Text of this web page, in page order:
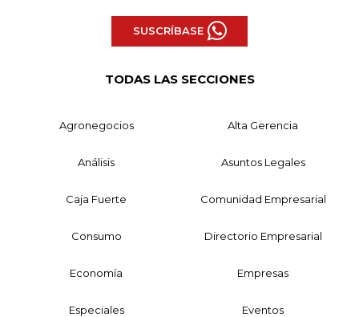
SUSCRÍBASE
TODAS LAS SECCIONES
Agronegocios Alta Gerencia
Análisis Asuntos Legales
Caja Fuerte Comunidad Empresarial
Consumo Directorio Empresarial
Economía Empresas
Especiales Eventos